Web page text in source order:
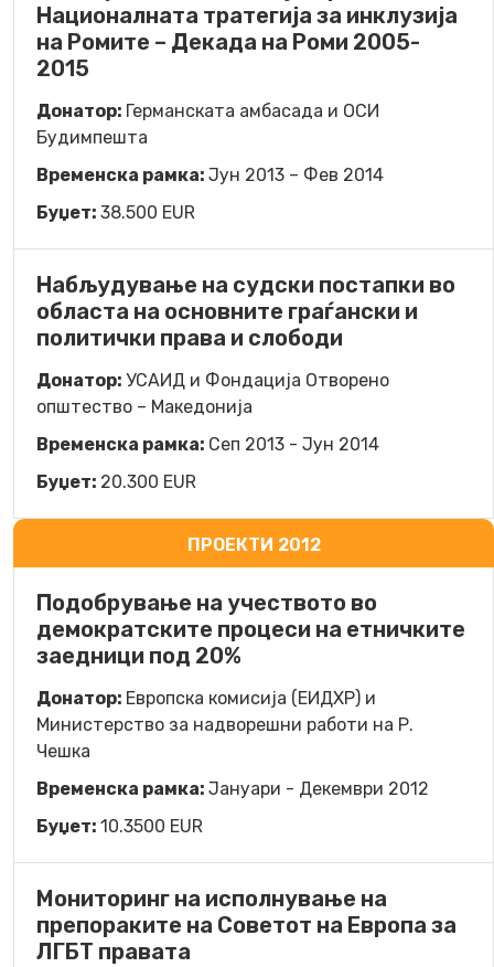
Националната тратегија за инклузија
на Ромите – Декада на Роми 2005-
2015
Донатор: Германската амбасада и ОСИ
Будимпешта
Временска рамка: Јун 2013 – Фев 2014
Буџет: 38.500 EUR
Набљудување на судски постапки во
областа на основните граѓански и
политички права и слободи
Донатор: УСАИД и Фондација Отворено
општество – Македонија
Временска рамка: Сеп 2013 - Јун 2014
Буџет: 20.300 EUR
ПРОЕКТИ 2012
Подобрување на учеството во
демократските процеси на етничките
заедници под 20%
Донатор: Европска комисија (ЕИДХР) и
Министерство за надворешни работи на Р.
Чешка
Временска рамка: Јануари - Декември 2012
Буџет: 10.3500 EUR
Мониторинг на исполнување на
препораките на Советот на Европа за
ЛГБТ правата